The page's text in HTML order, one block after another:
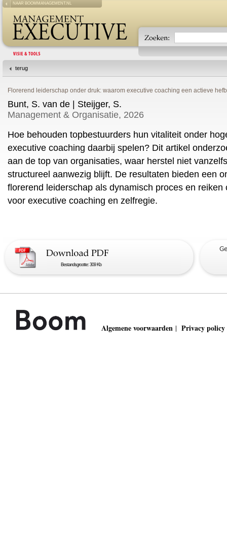
NAAR BOOMMANAGEMENT.NL
terug
Florerend leiderschap onder druk: waarom executive coaching een actieve
Bunt, S. van de | Steijger, S.
Management & Organisatie, 2026
Hoe behouden topbestuurders hun vitaliteit onder
executive coaching daarbij spelen? Dit artikel
aan de top van organisaties, waar herstel niet
structureel aanwezig blijft. De resultaten bieden een
florerend leiderschap als dynamisch proces en
voor executive coaching en zelfregie.
Bestandsgrootte: 309 Kb
Algemene voorwaarden | Privacy policy